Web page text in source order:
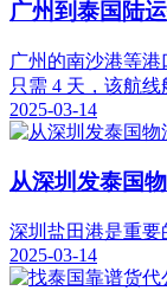
广州到泰国陆
广州的南沙港等
只需 4 天，该航
2025-03-14
从深圳发泰国
深圳盐田港是重要
2025-03-14